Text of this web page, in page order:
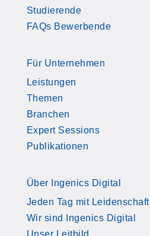
Studierende
FAQs Bewerbende
Für Unternehmen
Leistungen
Themen
Branchen
Expert Sessions
Publikationen
Über Ingenics Digital
Jeden Tag mit Leidenschaft
Wir sind Ingenics Digital
Unser Leitbild